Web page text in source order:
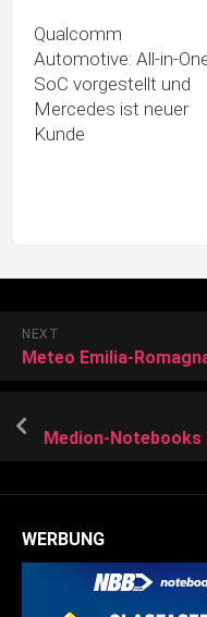
Qualcomm
Automotive: All-in-
SoC vorgestellt und
Mercedes ist neuer
Kunde
NEXT
WERBUNG